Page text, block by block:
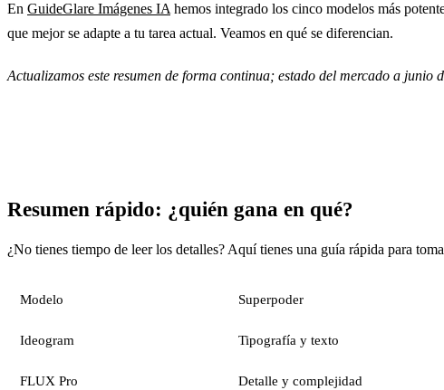
En GuideGlare Imágenes IA hemos integrado los cinco modelos más
que mejor se adapte a tu tarea actual. Veamos en qué se diferencian.
Actualizamos este resumen de forma continua; estado del mercado a junio
Resumen rápido: ¿quién gana en qué?
¿No tienes tiempo de leer los detalles? Aquí tienes una guía rápida para
Modelo Superpoder
Ideogram Tipografía y texto
FLUX Pro Detalle y complejidad